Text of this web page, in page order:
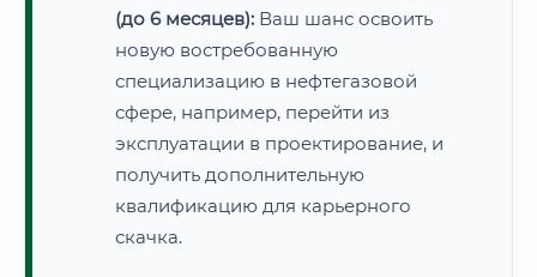
(до 6 месяцев): Ваш шанс освоить
новую востребованную
специализацию в нефтегазовой
сфере, например, перейти из
эксплуатации в проектирование, и
получить дополнительную
квалификацию для карьерного
скачка.